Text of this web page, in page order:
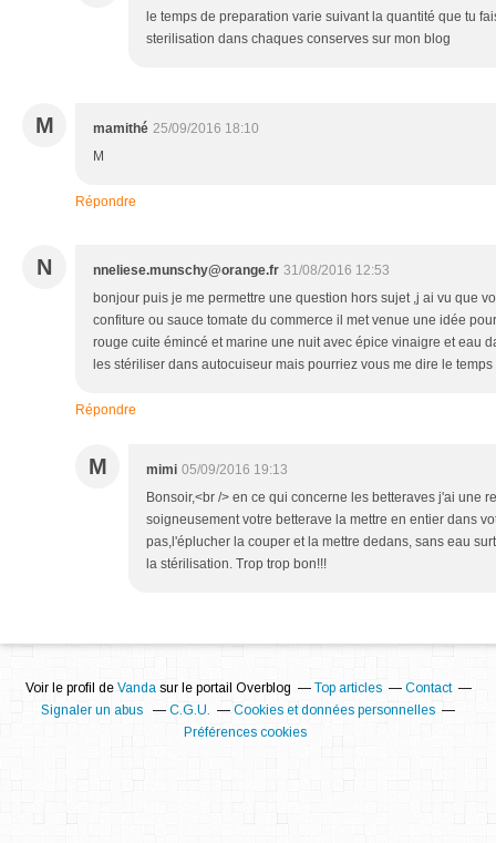
le temps de preparation varie suivant la quantité que tu
sterilisation dans chaques conserves sur mon blog
M mamithé 25/09/2016 18:10
M
Répondre
N nneliese.munschy@orange.fr 31/08/2016 12:53
bonjour puis je me permettre une question hors sujet ,j ai vu que
confiture ou sauce tomate du commerce il met venue une idée
rouge cuite émincé et marine une nuit avec épice vinaigre et eau
les stériliser dans autocuiseur mais pourriez vous me dire le
Répondre
M mimi 05/09/2016 19:13
Bonsoir,<br /> en ce qui concerne les betteraves j'ai une
soigneusement votre betterave la mettre en entier dans
pas,l'éplucher la couper et la mettre dedans, sans eau
la stérilisation. Trop trop bon!!!
Voir le profil de Vandasur le portail Overblog Top articles
Contact
Signaler un abus
C.G.U.
Cookies et données personnelles
Préférences cookies